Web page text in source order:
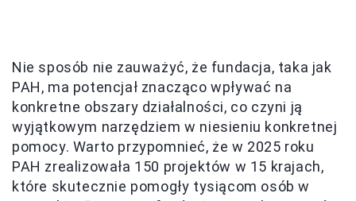
Nie sposób nie zauważyć, że fundacja, taka jak
PAH, ma potencjał znacząco wpływać na
konkretne obszary działalności, co czyni ją
wyjątkowym narzędziem w niesieniu konkretnej
pomocy. Warto przypomnieć, że w 2025 roku
PAH zrealizowała 150 projektów w 15 krajach,
które skutecznie pomogły tysiącom osób w